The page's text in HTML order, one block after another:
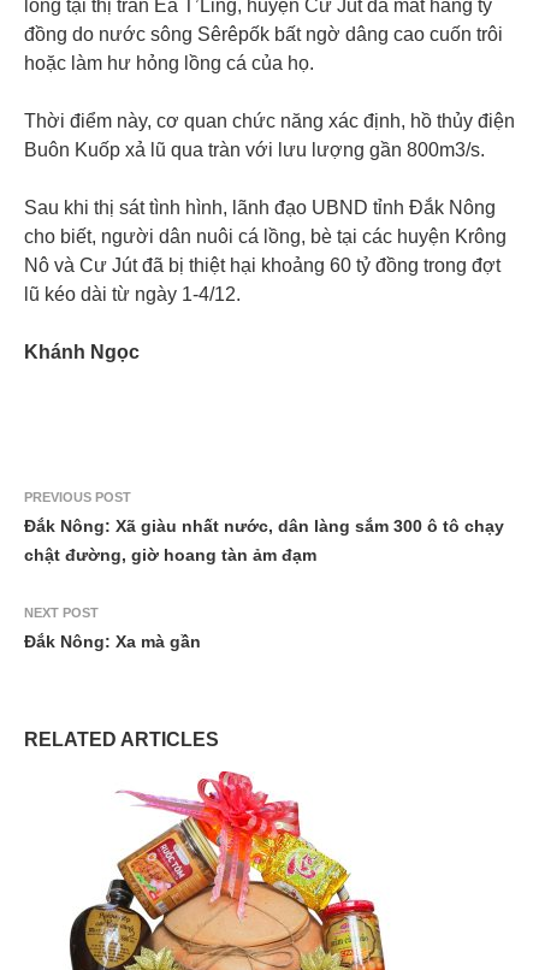
lồng tại thị trấn Ea T’Ling, huyện Cư Jút đã mất hàng tỷ
đồng do nước sông Sêrêpốk bất ngờ dâng cao cuốn trôi
hoặc làm hư hỏng lồng cá của họ.
Thời điểm này, cơ quan chức năng xác định, hồ thủy điện
Buôn Kuốp xả lũ qua tràn với lưu lượng gần 800m3/s.
Sau khi thị sát tình hình, lãnh đạo UBND tỉnh Đắk Nông
cho biết, người dân nuôi cá lồng, bè tại các huyện Krông
Nô và Cư Jút đã bị thiệt hại khoảng 60 tỷ đồng trong đợt
lũ kéo dài từ ngày 1-4/12.
Khánh Ngọc
PREVIOUS POST
Đắk Nông: Xã giàu nhất nước, dân làng sắm 300 ô tô chạy
chật đường, giờ hoang tàn ảm đạm
NEXT POST
Đắk Nông: Xa mà gần
RELATED ARTICLES